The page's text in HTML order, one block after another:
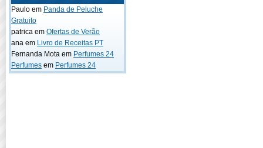
Paulo em Panda de Peluche
Gratuito
patrica em Ofertas de Verão
ana em Livro de Receitas PT
Fernanda Mota em Perfumes 24
Perfumes em Perfumes 24